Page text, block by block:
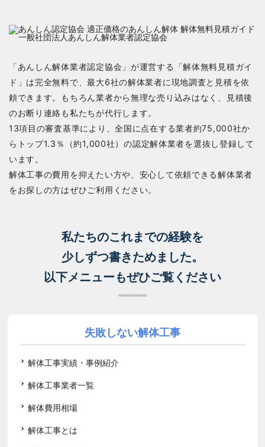
「あんしん解体業者認定協会」が運営する「解体無料見積ガイ
ド」は完全無料で、最大6社の解体業者に現地調査と見積を依
頼できます。もちろん業者から無理な売り込みはなく、見積後
のお断り連絡も私たちが代行します。
13項目の審査基準により、全国に点在する業者約75,000社か
らトップ1.3％（約1,000社）の認定解体業者を選抜し登録して
います。
解体工事の費用を抑えたい方や、安心して依頼できる解体業者
をお探しの方はぜひご利用ください。
私たちのこれまでの経験を
少しずつ書きためました。
以下メニューもぜひご覧ください
失敗しない解体工事
解体工事実績・事例紹介
解体工事業者一覧
解体費用相場
解体工事とは